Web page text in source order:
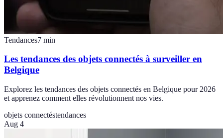
Tendances7 min
Les tendances des objets connectés à surveiller en
Belgique
Explorez les tendances des objets connectés en Belgique pour 2026
et apprenez comment elles révolutionnent nos vies.
objets connectéstendances
Aug 4